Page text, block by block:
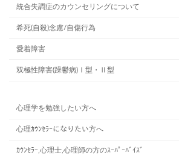
統合失調症のカウンセリングについて
希死(自殺)念慮/自傷行為
愛着障害
双極性障害(躁鬱病)Ⅰ型・Ⅱ型
心理学を勉強したい方へ
心理ｶｳﾝｾﾗｰになりたい方へ
ｶｳﾝｾﾗｰ,心理士,心理師の方のｽｰﾊﾟｰﾊﾞｲｽﾞ